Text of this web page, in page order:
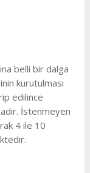
belli bir dalga
kurutulması
edilince
İstenmeyen
4 ile 10